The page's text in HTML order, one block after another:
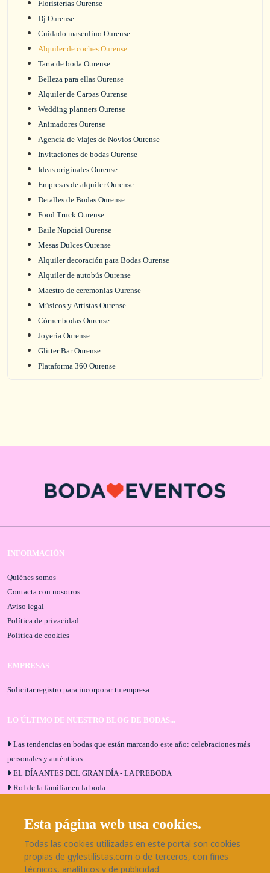
Floristerías Ourense
Dj Ourense
Cuidado masculino Ourense
Alquiler de coches Ourense
Tarta de boda Ourense
Belleza para ellas Ourense
Alquiler de Carpas Ourense
Wedding planners Ourense
Animadores Ourense
Agencia de Viajes de Novios Ourense
Invitaciones de bodas Ourense
Ideas originales Ourense
Empresas de alquiler Ourense
Detalles de Bodas Ourense
Food Truck Ourense
Baile Nupcial Ourense
Mesas Dulces Ourense
Alquiler decoración para Bodas Ourense
Alquiler de autobús Ourense
Maestro de ceremonias Ourense
Músicos y Artistas Ourense
Córner bodas Ourense
Joyería Ourense
Glitter Bar Ourense
Plataforma 360 Ourense
INFORMACIÓN
Quiénes somos
Contacta con nosotros
Aviso legal
Política de privacidad
Política de cookies
EMPRESAS
Solicitar registro para incorporar tu empresa
LO ÚLTIMO DE NUESTRO BLOG DE BODAS...
Las tendencias en bodas que están marcando este año: celebraciones más
personales y auténticas
EL DÍA ANTES DEL GRAN DÍA - LA PREBODA
Rol de la familiar en la boda
Bodas en Alhaurín de la Torre: entrevista exclusiva con Bodaeventos
Málaga
¿Cómo será tu boda?
Blog de bodas
Esta página web usa cookies.
Todas las cookies utilizadas en este portal son cookies
propias de gylestilistas.com o de terceros, con fines
técnicos, analíticos y de publicidad